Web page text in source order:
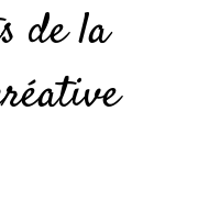
de la